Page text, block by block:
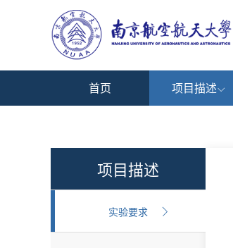
首页 项目描述
项目描述

实验要求